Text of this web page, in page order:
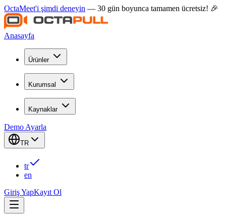
OctaMeet'i şimdi deneyin — 30 gün boyunca tamamen ücretsiz! 🎉
Anasayfa
Ürünler
Kurumsal
Kaynaklar
Demo Ayarla
TR
tr
en
Giriş YapKayıt Ol